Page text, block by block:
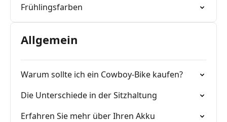
Frühlingsfarben
Allgemein
Warum sollte ich ein Cowboy-Bike kaufen?
Die Unterschiede in der Sitzhaltung
Erfahren Sie mehr über Ihren Akku